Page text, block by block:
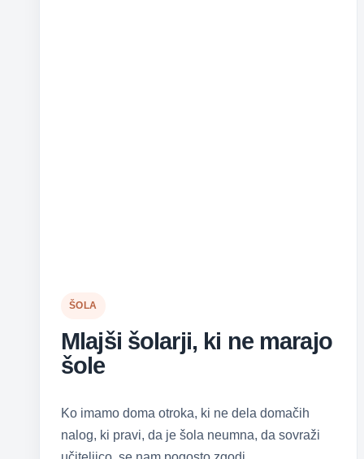
ŠOLA
Mlajši šolarji, ki ne marajo
šole
Ko imamo doma otroka, ki ne dela domačih
nalog, ki pravi, da je šola neumna, da sovraži